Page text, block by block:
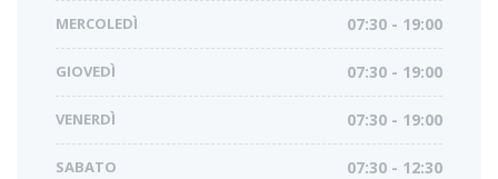
MERCOLEDÌ 07:30 - 19:00
GIOVEDÌ 07:30 - 19:00
VENERDÌ 07:30 - 19:00
SABATO 07:30 - 12:30